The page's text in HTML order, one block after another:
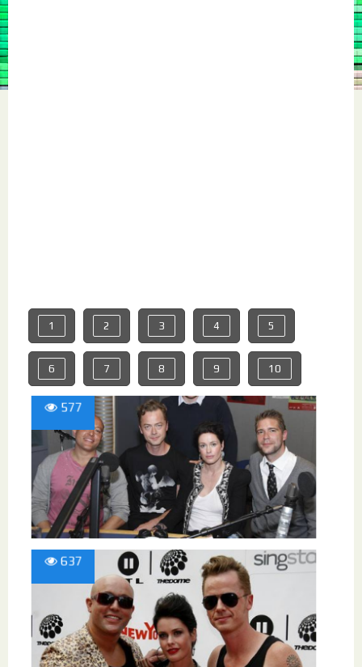
1 2 3 4 5
6 7 8 9 10
577
637